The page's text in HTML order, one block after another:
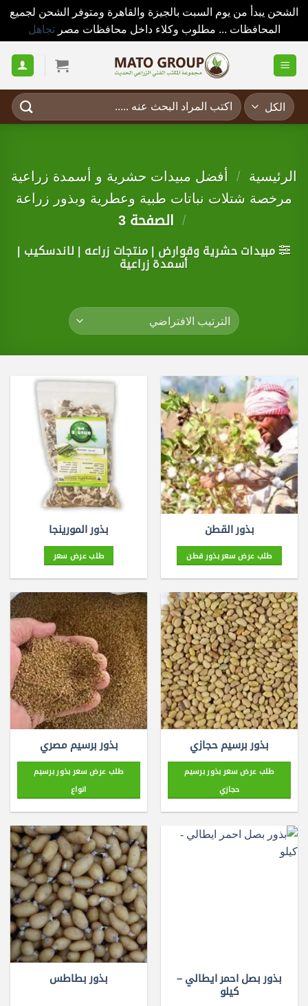
الشحن يبدأ من يوم السبت بالجيزة والقاهرة ومتوفر الشحن لجميع
المحافظات ... مطلوب وكلاء داخل محافظات مصرتجاهل
للمحتوى
البحث
عن:
الرئيسية /
أفضل مبيدات حشرية و أسمدة زراعية
مرخصة شتلات نباتات طبية وعطرية وبذور زراعة
/
الصفحة 3
مبيدات حشرية وقوارض | منتجات زراعه | لاندسكيب |
أسمدة زراعية
بذور القطن
طلب عرض سعر بذور قطن
بذور المورينجا
طلب عرض سعر
بذور برسيم حجازي
طلب عرض سعر بذور برسيم
حجازي
بذور برسيم مصري
طلب عرض سعر بذور برسيم
انواع
بذور بصل احمر ايطالي –
كيلو
بذور بطاطس